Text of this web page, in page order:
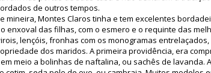
de outros tempos.
mineira, Montes Claros tinha e tem excelentes
enxoval das filhas, com o esmero e o requinte das
lençóis, fronhas com os monogramas
dos maridos. A primeira providência, era
meio a bolinhas de naftalina, ou sachês de lavanda. As